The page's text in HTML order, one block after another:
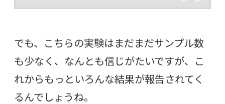
でも、こちらの実験はまだまだサンプル数
も少なく、なんとも信じがたいですが、こ
れからもっといろんな結果が報告されてく
るんでしょうね。